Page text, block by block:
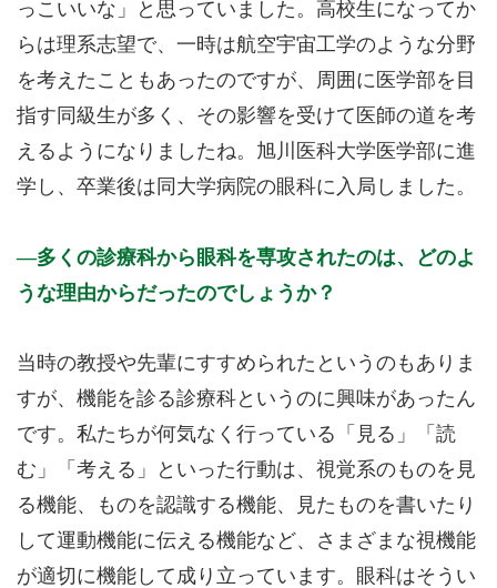
っこいいな」と思っていました。高校生になってか
らは理系志望で、一時は航空宇宙工学のような分野
を考えたこともあったのですが、周囲に医学部を目
指す同級生が多く、その影響を受けて医師の道を考
えるようになりましたね。旭川医科大学医学部に進
学し、卒業後は同大学病院の眼科に入局しました。
多くの診療科から眼科を専攻されたのは、どのよ
うな理由からだったのでしょうか？
当時の教授や先輩にすすめられたというのもありま
すが、機能を診る診療科というのに興味があったん
です。私たちが何気なく行っている「見る」「読
む」「考える」といった行動は、視覚系のものを見
る機能、ものを認識する機能、見たものを書いたり
して運動機能に伝える機能など、さまざまな視機能
が適切に機能して成り立っています。眼科はそうい